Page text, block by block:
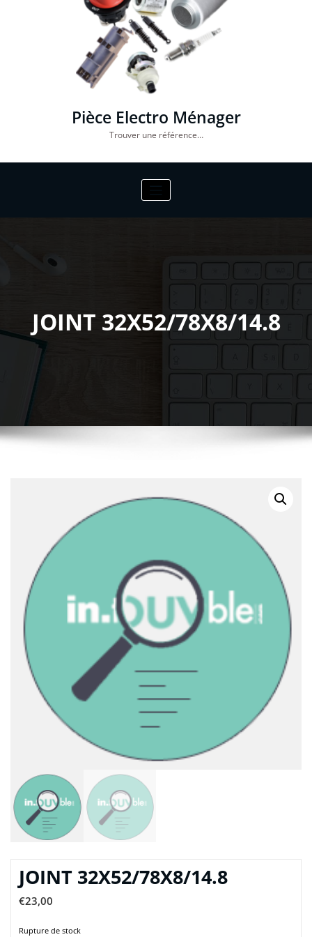
Pièce Electro Ménager
Trouver une référence…
JOINT 32X52/78X8/14.8
JOINT 32X52/78X8/14.8
€23,00
Rupture de stock